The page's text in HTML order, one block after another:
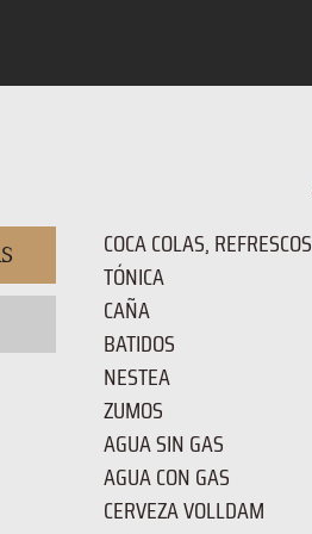
COCA COLAS, REFRESCOS
TÓNICA
CAÑA
BATIDOS
NESTEA
ZUMOS
AGUA SIN GAS
AGUA CON GAS
CERVEZA VOLLDAM